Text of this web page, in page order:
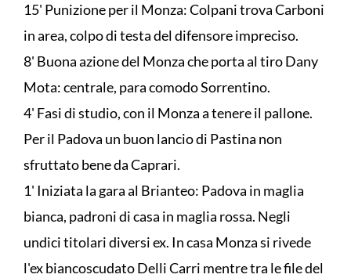
15' Punizione per il Monza: Colpani trova Carboni
in area, colpo di testa del difensore impreciso.
8' Buona azione del Monza che porta al tiro Dany
Mota: centrale, para comodo Sorrentino.
4' Fasi di studio, con il Monza a tenere il pallone.
Per il Padova un buon lancio di Pastina non
sfruttato bene da Caprari.
1' Iniziata la gara al Brianteo: Padova in maglia
bianca, padroni di casa in maglia rossa. Negli
undici titolari diversi ex. In casa Monza si rivede
l'ex biancoscudato Delli Carri mentre tra le file del